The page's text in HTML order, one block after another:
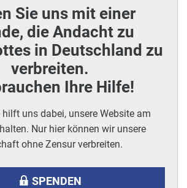
Sie uns mit einer
die Andacht zu
in Deutschland zu
verbreiten.
Ihre Hilfe!
hilft uns dabei, unsere Website am
Nur hier können wir unsere
ohne Zensur verbreiten.
SPENDEN